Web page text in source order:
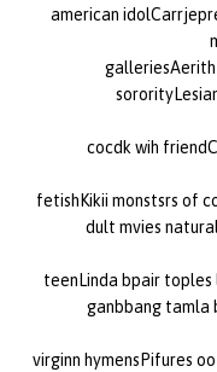
american
cocdk wih
fetishKikii monstsrs of
dult mvies
teenLinda bpair
ganbbang tamla
virginn hymensPifures